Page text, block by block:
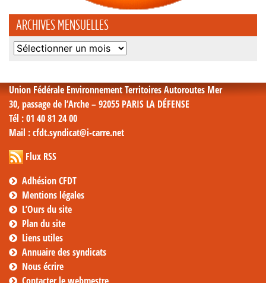
ARCHIVES MENSUELLES
Archives
Union Fédérale Environnement Territoires Autoroutes Mer
30, passage de l’Arche – 92055 PARIS LA DÉFENSE
Tél : 01 40 81 24 00
Mail : cfdt.syndicat@i-carre.net
Flux RSS
Adhésion CFDT
Mentions légales
L’Ours du site
Plan du site
Liens utiles
Annuaire des syndicats
Nous écrire